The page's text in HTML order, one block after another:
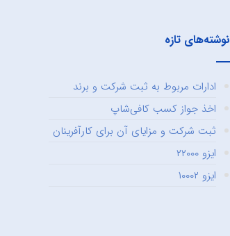
نوشته‌های تازه
ادارات مربوط به ثبت شرکت و برند
اخذ جواز کسب کافی‌شاپ
ثبت شرکت و مزایای آن برای کارآفرینان
ایزو ۲۲۰۰۰
ایزو ۱۰۰۰۲